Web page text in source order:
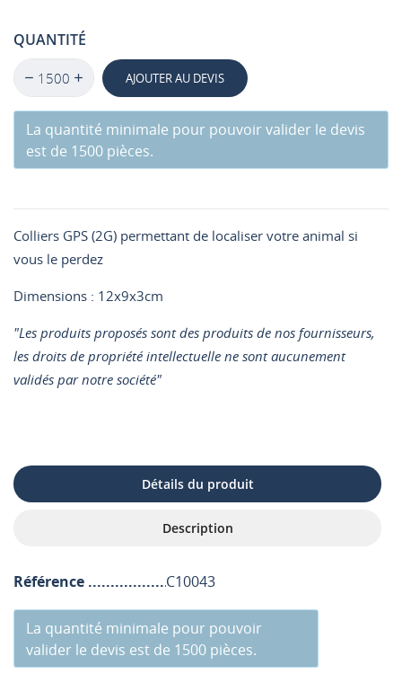
QUANTITÉ
AJOUTER AU DEVIS
La quantité minimale pour pouvoir valider le devis
est de 1500 pièces.
Colliers GPS (2G) permettant de localiser votre animal si
vous le perdez
Dimensions : 12x9x3cm
"Les produits proposés sont des produits de nos fournisseurs,
les droits de propriété intellectuelle ne sont aucunement
validés par notre société"
Détails du produit
Description
Référence C10043
La quantité minimale pour pouvoir
valider le devis est de 1500 pièces.